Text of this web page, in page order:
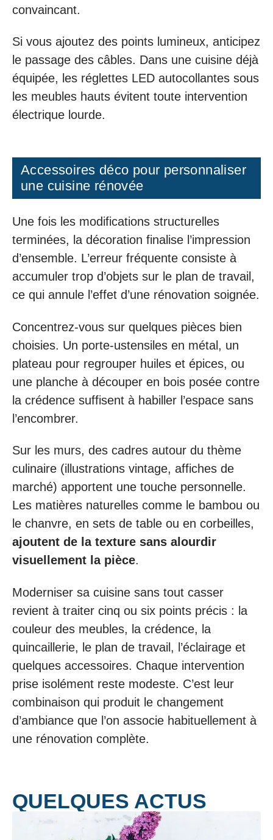
convaincant.
Si vous ajoutez des points lumineux, anticipez
le passage des câbles. Dans une cuisine déjà
équipée, les réglettes LED autocollantes sous
les meubles hauts évitent toute intervention
électrique lourde.
Accessoires déco pour personnaliser
une cuisine rénovée
Une fois les modifications structurelles
terminées, la décoration finalise l’impression
d’ensemble. L’erreur fréquente consiste à
accumuler trop d’objets sur le plan de travail,
ce qui annule l’effet d’une rénovation soignée.
Concentrez-vous sur quelques pièces bien
choisies. Un porte-ustensiles en métal, un
plateau pour regrouper huiles et épices, ou
une planche à découper en bois posée contre
la crédence suffisent à habiller l’espace sans
l’encombrer.
Sur les murs, des cadres autour du thème
culinaire (illustrations vintage, affiches de
marché) apportent une touche personnelle.
Les matières naturelles comme le bambou ou
le chanvre, en sets de table ou en corbeilles,
ajoutent de la texture sans alourdir
visuellement la pièce.
Moderniser sa cuisine sans tout casser
revient à traiter cinq ou six points précis : la
couleur des meubles, la crédence, la
quincaillerie, le plan de travail, l’éclairage et
quelques accessoires. Chaque intervention
prise isolément reste modeste. C’est leur
combinaison qui produit le changement
d’ambiance que l’on associe habituellement à
une rénovation complète.
QUELQUES ACTUS